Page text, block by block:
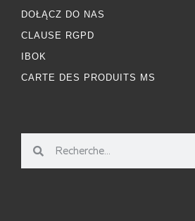
DOŁĄCZ DO NAS
CLAUSE RGPD
IBOK
CARTE DES PRODUITS MS